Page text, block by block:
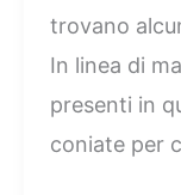
trovano
In linea di
presenti in
coniate per